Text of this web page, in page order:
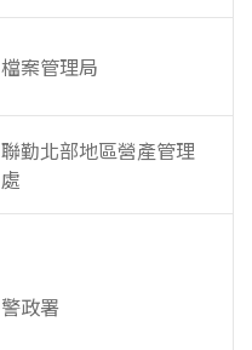
檔案管理局
聯勤北部地區營產管理
處
警政署